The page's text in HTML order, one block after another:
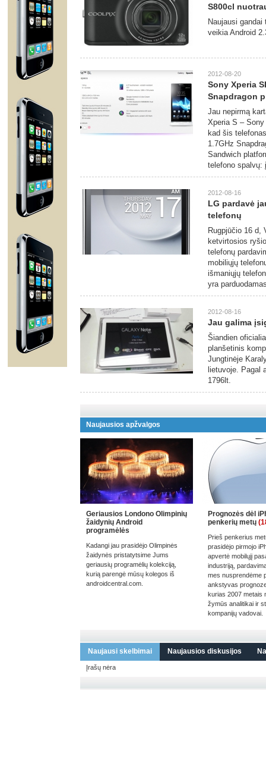
S800cl
Naujausi
veikia Android
2012-08-20
Sony Xperia
Snapdragon
Jau nepirmą
Xperia S –
kad šis
1.7GHz
Sandwich
telefono spalvų:
2012-08-16
LG pardavė
telefonų
Rugpjūčio 16 d,
ketvirtosios
telefonų
mobiliųjų
išmaniųjų
yra
2012-08-16
Jau galima
Šiandien
planšetinis
Jungtinėje
lietuvoje. Pagal
1796lt.
Naujausios apžvalgos
Geriausios Londono Olimpinių
žaidynių Android
programėlės
Kadangi jau prasidėjo Olimpinės
žaidynės pristatytsime Jums
geriausių programėlių kolekciją,
kurią parengė mūsų kolegos iš
androidcentral.com.
Prognozės dėl
penkerių metų
Prieš penkerius
prasidėjo pirmojo
apvertė mobilųjį
industriją,
mes nusprendėme
ankstyvas
kurias 2007 metais
žymūs analitikai ir
kompanijų vadovai.
Naujausi skelbimai Naujausios diskusijos
Įrašų nėra